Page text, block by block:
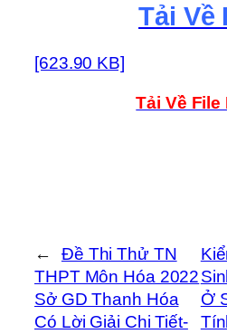
Tải Về
[623.90 KB]
Tải Về File
←
Đề Thi Thử TN
THPT Môn Hóa 2022
Sở GD Thanh Hóa
Có Lời Giải Chi Tiết-
Ở